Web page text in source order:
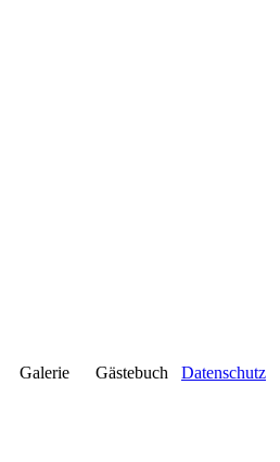
Galerie Gästebuch Datenschutz